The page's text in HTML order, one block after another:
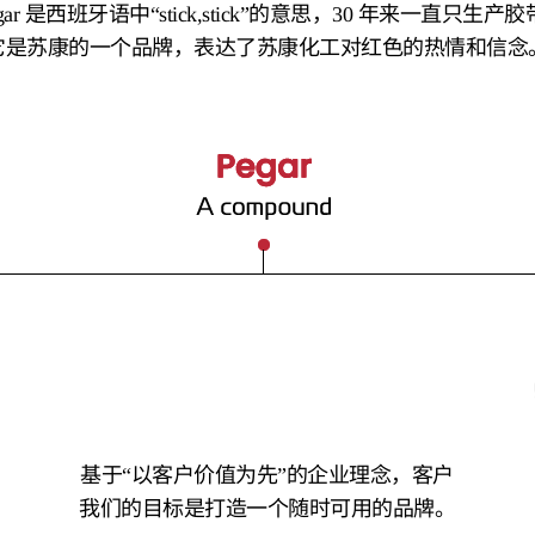
是西班牙语中“stick,stick”的意思，30 年来一直只生产胶
是苏康的一个品牌，表达了苏康化工对红色的热情和信念
基于“以客户价值为先”的企业理念，客户
我们的目标是打造一个随时可用的品牌。